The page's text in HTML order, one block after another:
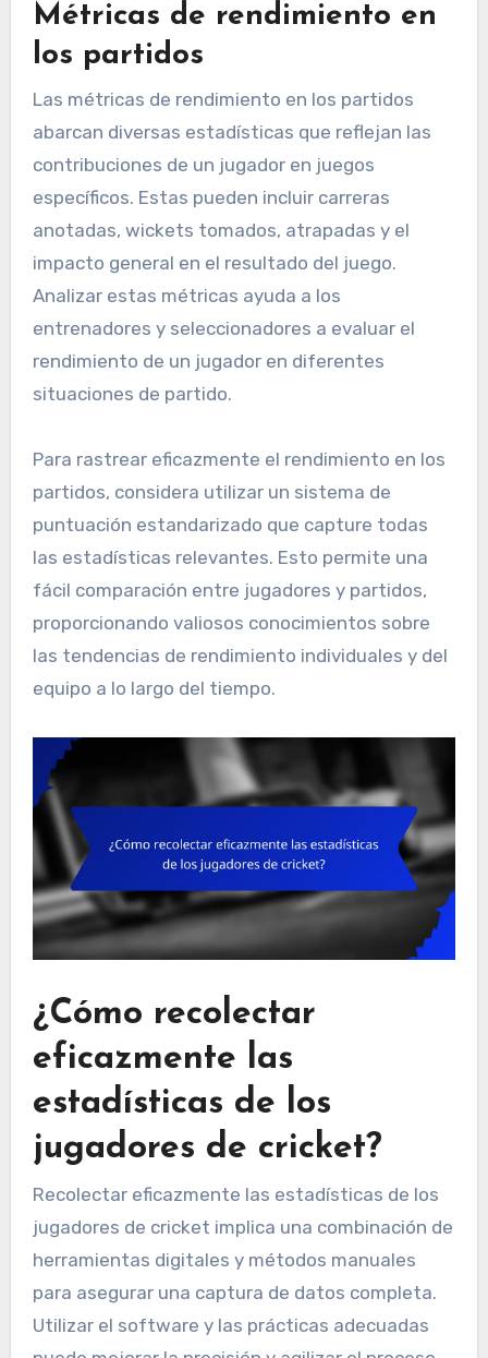
Métricas de rendimiento en
los partidos
Las métricas de rendimiento en los partidos
abarcan diversas estadísticas que reflejan las
contribuciones de un jugador en juegos
específicos. Estas pueden incluir carreras
anotadas, wickets tomados, atrapadas y el
impacto general en el resultado del juego.
Analizar estas métricas ayuda a los
entrenadores y seleccionadores a evaluar el
rendimiento de un jugador en diferentes
situaciones de partido.
Para rastrear eficazmente el rendimiento en los
partidos, considera utilizar un sistema de
puntuación estandarizado que capture todas
las estadísticas relevantes. Esto permite una
fácil comparación entre jugadores y partidos,
proporcionando valiosos conocimientos sobre
las tendencias de rendimiento individuales y del
equipo a lo largo del tiempo.
¿Cómo recolectar
eficazmente las
estadísticas de los
jugadores de cricket?
Recolectar eficazmente las estadísticas de los
jugadores de cricket implica una combinación de
herramientas digitales y métodos manuales
para asegurar una captura de datos completa.
Utilizar el software y las prácticas adecuadas